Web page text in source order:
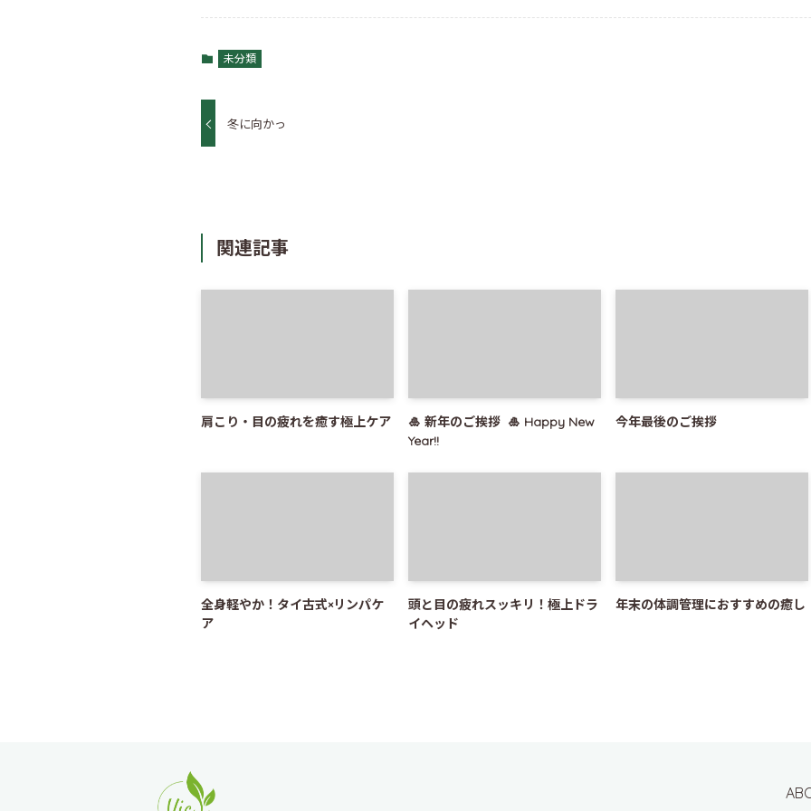
未分類
冬に向かっ
関連記事
肩こり・目の疲れを癒す極上ケア
🎍 新年のご挨拶 🎍 Happy New
Year!!
今年最後のご挨拶
全身軽やか！タイ古式×リンパケ
ア
頭と目の疲れスッキリ！極上ドラ
イヘッド
年末の体調管理におすすめの癒し